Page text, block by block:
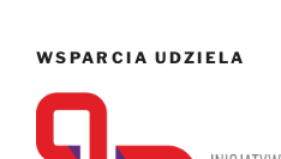
WSPARCIA UDZIELA